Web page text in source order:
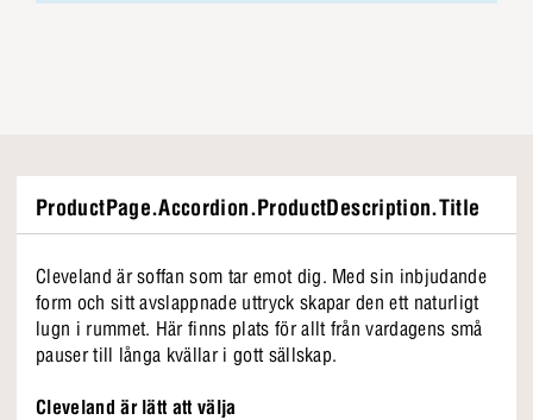
ProductPage.Accordion.ProductDescription.Title
Cleveland är soffan som tar emot dig. Med sin inbjudande
form och sitt avslappnade uttryck skapar den ett naturligt
lugn i rummet. Här finns plats för allt från vardagens små
pauser till långa kvällar i gott sällskap.
Cleveland är lätt att välja